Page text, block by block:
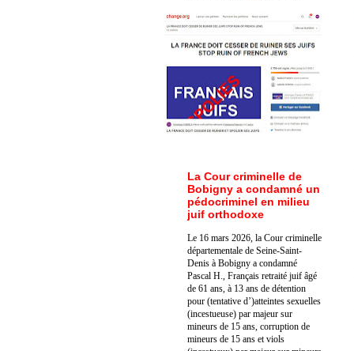
La Cour criminelle de
Bobigny a condamné un
pédocriminel en milieu
juif orthodoxe
Le 16 mars 2026, la Cour criminelle
départementale de Seine-Saint-
Denis à Bobigny a condamné
Pascal H., Français retraité juif âgé
de 61 ans, à 13 ans de détention
pour (tentative d’)atteintes sexuelles
(incestueuse) par majeur sur
mineurs de 15 ans, corruption de
mineurs de 15 ans et viols